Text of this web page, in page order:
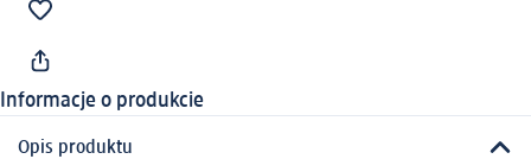
Informacje o produkcie
Opis produktu